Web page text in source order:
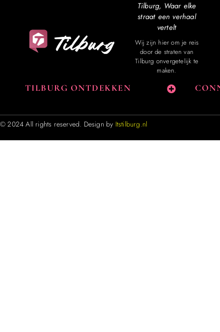
TILBURG ONTDEKKEN
Tilburg, Waar elke
straat een verhaal
vertelt
Wij zijn hier om je reis
door de straten van
Tilburg onvergetelijk te
maken.
© 2024 All rights reserved. Design by Itstilburg.nl